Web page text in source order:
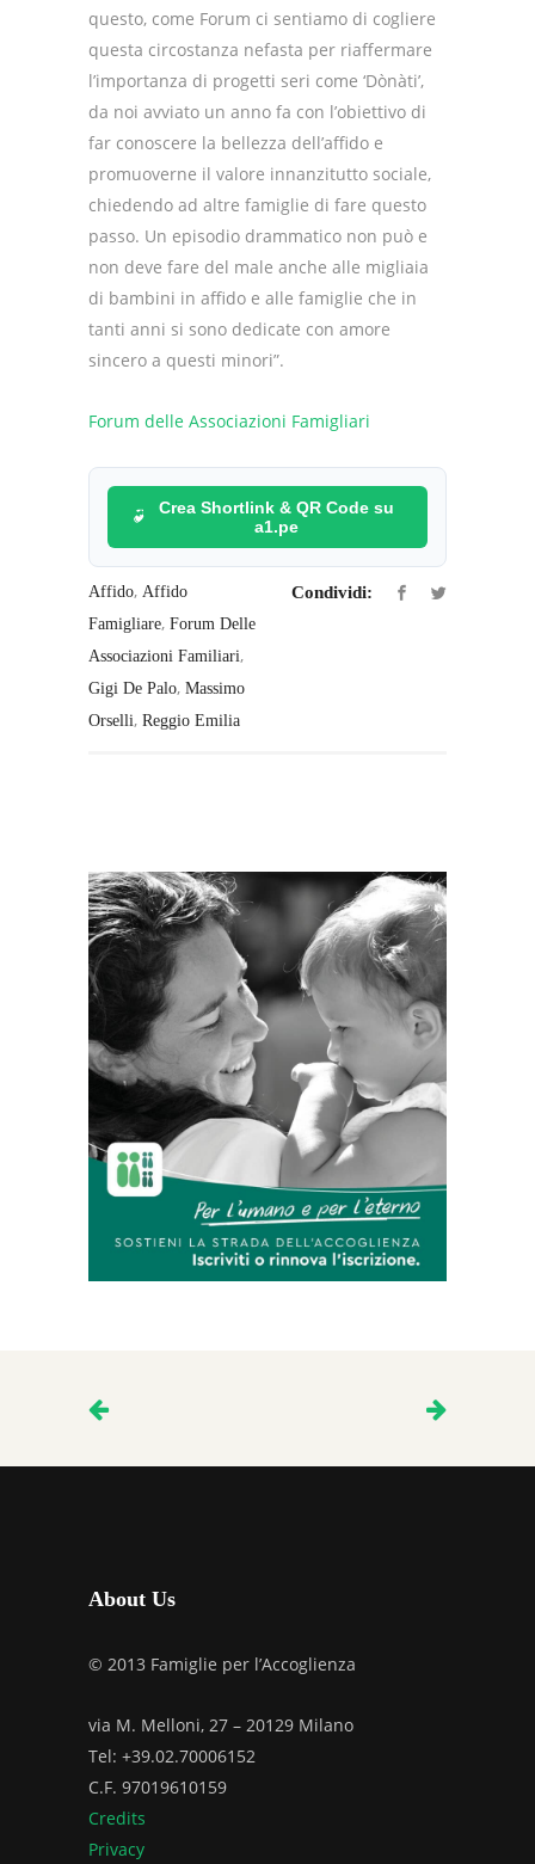
questo, come Forum ci sentiamo di cogliere
questa circostanza nefasta per riaffermare
l’importanza di progetti seri come ‘Dònàti’,
da noi avviato un anno fa con l’obiettivo di
far conoscere la bellezza dell’affido e
promuoverne il valore innanzitutto sociale,
chiedendo ad altre famiglie di fare questo
passo. Un episodio drammatico non può e
non deve fare del male anche alle migliaia
di bambini in affido e alle famiglie che in
tanti anni si sono dedicate con amore
sincero a questi minori”.
Forum delle Associazioni Famigliari
Crea Shortlink & QR Code su
a1.pe
Affido, Affido
Famigliare, Forum Delle
Associazioni Familiari,
Gigi De Palo, Massimo
Orselli, Reggio Emilia
Condividi:
About Us
© 2013 Famiglie per l’Accoglienza
via M. Melloni, 27 – 20129 Milano
Tel: +39.02.70006152
C.F. 97019610159
Credits
Privacy